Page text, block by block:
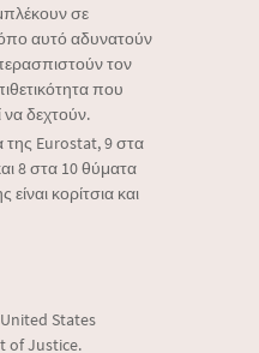
σε
αυτό αδυνατούν
τον
που
να δεχτούν.
της Eurostat, 9 στα
8 στα 10 θύματα
κορίτσια και
States
of Justice.